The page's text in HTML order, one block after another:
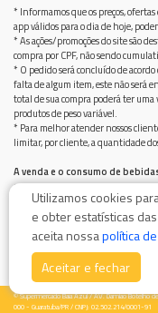
* Informamos que os preços,
app válidos para o dia de hoje,
* As ações/promoções do site são
compra por CPF, não sendo
* O pedido será concluído de
falta de algum item, este não será
total de sua compra poderá ter uma
produtos de peso variável.
* Para melhor atender nossos
limitar, por cliente, a quantidade
A venda e o consumo de
anos.
Bebida alcoólica pode causar
Beba com moderação
© Supermercado Baía Azul / AV. Damiao Botelho
000 - Guaratuba/PR / CNPJ: 02.502.214/0001-91
Utilizamos cookies
e obter estatísticas
aceita nossapolítica
Aceitar e fechar